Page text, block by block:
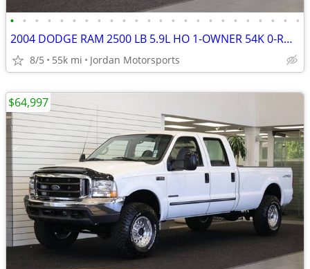
• • • • • • • • • • • • • • • • • • • • • • • •
2004 DODGE RAM 2500 LB 5.9L HO 1-OWNER 54K 0-RUST 3500 2005 2006 2007
8/5 55k mi Jordan Motorsports
$64,997